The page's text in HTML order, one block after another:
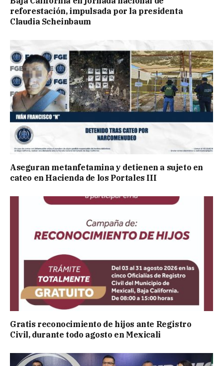
reforestación, impulsada por la presidenta
Claudia Scheinbaum
Aseguran metanfetamina y detienen a sujeto en
cateo en Hacienda de los Portales III
Gratis reconocimiento de hijos ante Registro
Civil, durante todo agosto en Mexicali